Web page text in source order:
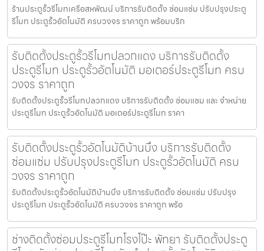
ร้านประตูรั้วรีโมทเครือสหพัฒน์ บริการรับติดตั้ง ซ่อมแซ่ม ปรับปรุงประตู
รีโมท ประตูรั้วอัตโนมัติ ครบวงจร ราคาถูก พร้อมบริก
รับติดตั้งประตูรั้วรีโมทปลวกแดง บริการรับติดตั้ง
ประตูรีโมท ประตูรั้วอัตโนมัติ มอเตอร์ประตูรีโมท ครบ
วงจร ราคาถูก
รับติดตั้งประตูรั้วรีโมทปลวกแดง บริการรับติดตั้ง ซ่อมแซม และ จำหน่าย
ประตูรีโมท ประตูรั้วอัตโนมัติ มอเตอร์ประตูรีโมท ราคา
รับติดตั้งประตูรั้วอัตโนมัติบ้านบึง บริการรับติดตั้ง
ซ่อมแซ่ม ปรับปรุงประตูรีโมท ประตูรั้วอัตโนมัติ ครบ
วงจร ราคาถูก
รับติดตั้งประตูรั้วอัตโนมัติบ้านบึง บริการรับติดตั้ง ซ่อมแซ่ม ปรับปรุง
ประตูรีโมท ประตูรั้วอัตโนมัติ ครบวงจร ราคาถูก พร้อ
ช่างติดตั้งซ่อมประตูรีโมทโรงโป๊ะ พัทยา รับติดตั้งประตู